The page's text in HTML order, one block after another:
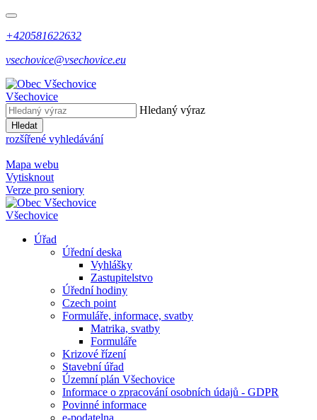
+420581622632
vsechovice@vsechovice.eu
Všechovice
Hledaný výraz
Hledat
rozšířené vyhledávání
Mapa webu
Vytisknout
Verze pro seniory
Všechovice
Úřad
Úřední deska
Vyhlášky
Zastupitelstvo
Úřední hodiny
Czech point
Formuláře, informace, svatby
Matrika, svatby
Formuláře
Krizové řízení
Stavební úřad
Územní plán Všechovice
Informace o zpracování osobních údajů - GDPR
Povinné informace
e-podatelna